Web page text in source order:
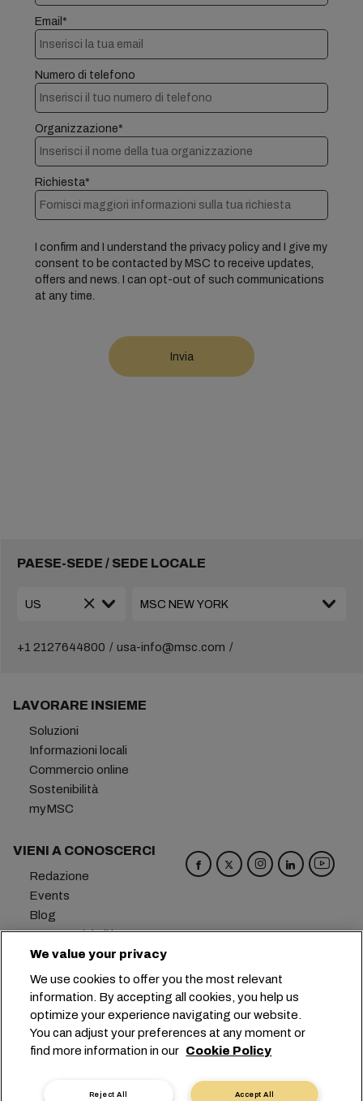
Email*
Numero di telefono
Organizzazione*
Richiesta*
I confirm and I understand the privacy policy and I give my
consent to be contacted by MSC to receive updates,
offers and news. I can opt-out of such communications
at any time.
PAESE-SEDE / SEDE LOCALE
+1 2127644800 usa-info@msc.com
LAVORARE INSIEME
Soluzioni
Informazioni locali
Commercio online
Sostenibilità
myMSC
VIENI A CONOSCERCI
Redazione
Events
Blog
Opportunità di lavoro
Contattaci
Centro Preferenziale
Sede centrale: +41 227038888
info@msc.com
Chemin Rieu 12, 1208 Geneva
Switzerland
Richiesta di dati personali
Termini di utilizzo
We value your privacy
We use cookies to offer you the most relevant
information. By accepting all cookies, you help us
optimize your experience navigating our website.
You can adjust your preferences at any moment or
find more information in our Cookie Policy
Accept All
Reject All